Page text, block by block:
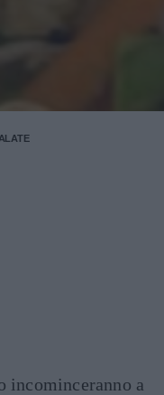
incominceranno a